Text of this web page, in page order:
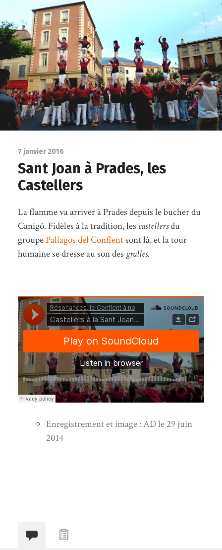
7 janvier 2016
Sant Joan à Prades, les
Castellers
La flamme va arriver à Prades depuis le bucher du
Canigó. Fidèles à la tradition, les castellersdu
groupePallagos del Conflentsont là, et la tour
humaine se dresse au son des gralles.
Enregistrement et image : AD le 29 juin
2014